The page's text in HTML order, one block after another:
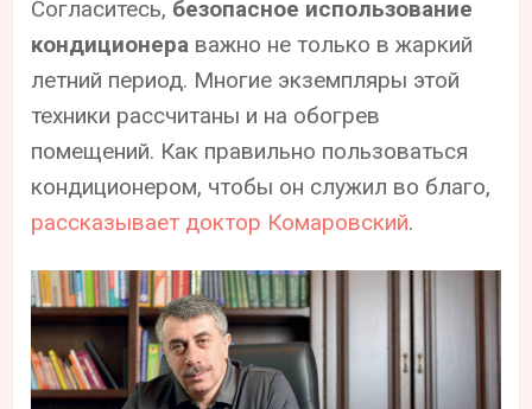
Согласитесь, безопасное использование
кондиционера важно не только в жаркий
летний период. Многие экземпляры этой
техники рассчитаны и на обогрев
помещений. Как правильно пользоваться
кондиционером, чтобы он служил во благо,
рассказывает доктор Комаровский.